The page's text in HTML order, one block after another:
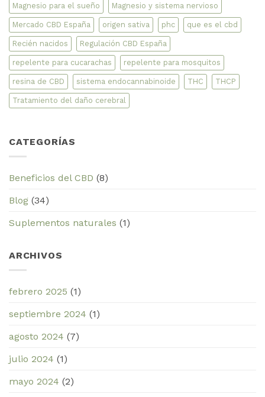
Magnesio para el sueño Magnesio y sistema nervioso
Mercado CBD España origen sativa phc que es el cbd
Recién nacidos Regulación CBD España
repelente para cucarachas repelente para mosquitos
resina de CBD sistema endocannabinoide THC THCP
Tratamiento del daño cerebral
CATEGORÍAS
Beneficios del CBD (8)
Blog (34)
Suplementos naturales (1)
ARCHIVOS
febrero 2025 (1)
septiembre 2024 (1)
agosto 2024 (7)
julio 2024 (1)
mayo 2024 (2)